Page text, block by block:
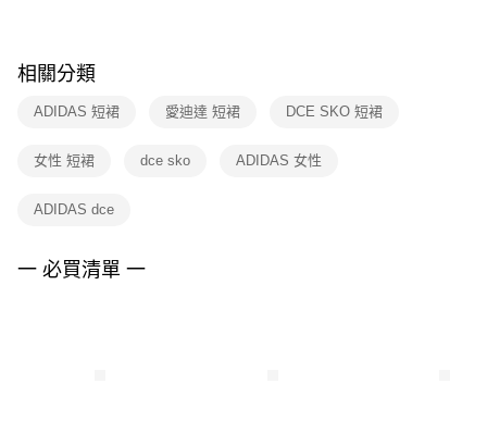
※ 交易是否成功請以「AFTEE先享後付 」之結帳頁面顯示為準，若有關於
是否繳費成功／繳費後需取消欲退款等相關疑問，請聯繫「AFTEE先享後付
客戶支援中心」https://netprotections.freshdesk.com/support/home
１．透過由恩沛科技股份有限公司提供之「AFTEE先享後付」服務完成之交
權轉讓予恩沛科技股份有限公司。
３．未成年的使用者請事先徵得法定代理人或監護人之同意方可使用
「AFTEE先享後付」，若未經同意申辦者引起之損失，本公司不負相關責
相關分類
ADIDAS 短裙 愛迪達 短裙 DCE SKO 短裙
女性 短裙 dce sko ADIDAS 女性
ADIDAS dce
一 必買清單 一